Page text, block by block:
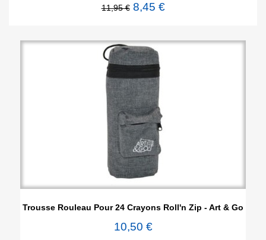
11,95 € 8,45 €
Trousse Rouleau Pour 24 Crayons Roll'n Zip - Art & Go
10,50 €